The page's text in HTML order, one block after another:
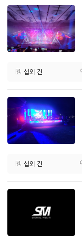
섭외 건
섭외 건